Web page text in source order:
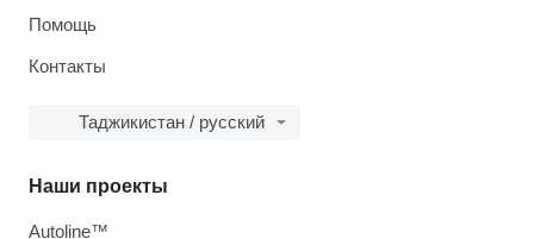
Помощь
Контакты
Таджикистан / русский
Наши проекты
Autoline™